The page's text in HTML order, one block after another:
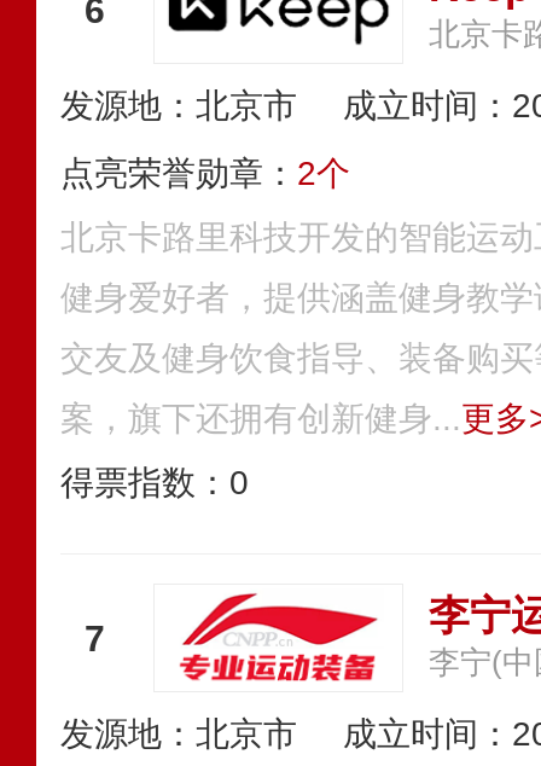
6
北京卡
发源地：北京市
成立时间：
点亮荣誉勋章： 2个
北京卡路里科技开发的智能运
健身爱好者，提供涵盖健身教
交友及健身饮食指导、装备购
案，旗下还拥有创新健身...更多
得票指数： 0
7 李宁
李宁(
发源地：北京市
成立时间：